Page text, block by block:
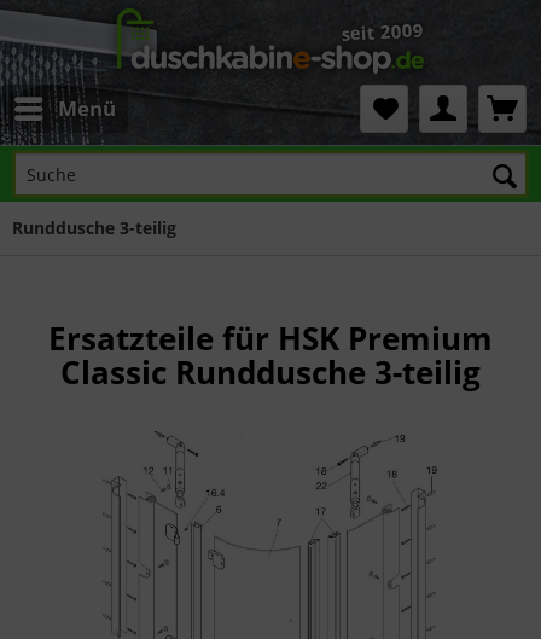
Menü
Runddusche 3-teilig
Ersatzteile für HSK Premium
Classic Runddusche 3-teilig